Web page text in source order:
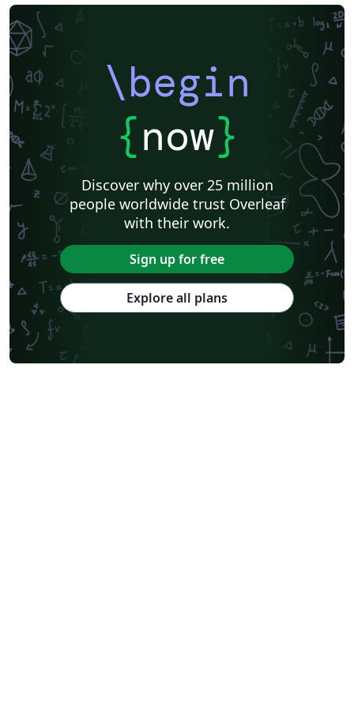
\begin
{now}
Discover why over 25 million
people worldwide trust Overleaf
with their work.
Sign up for free
Explore all plans